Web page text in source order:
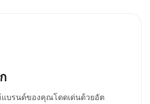
แบรนด์ของคุณโดดเด่นด้วยอัต